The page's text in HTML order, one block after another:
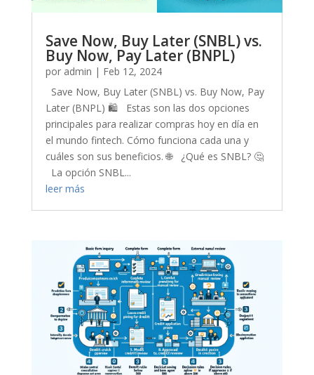
Save Now, Buy Later (SNBL) vs.
Buy Now, Pay Later (BNPL)
por admin | Feb 12, 2024
Save Now, Buy Later (SNBL) vs. Buy Now, Pay
Later (BNPL) 🛍️ Estas son las dos opciones
principales para realizar compras hoy en día en
el mundo fintech. Cómo funciona cada una y
cuáles son sus beneficios. 🌐 ¿Qué es SNBL? 🤔
La opción SNBL...
leer más